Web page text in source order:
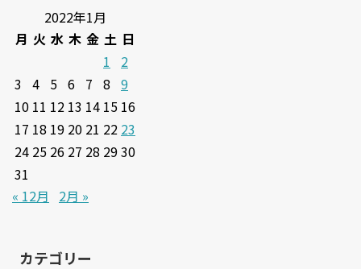
2022年1月
月 火 水 木 金 土 日
1
2
3 4 5 6 7 8 9
10 11 12 13 14 15 16
17 18 19 20 21 22 23
24 25 26 27 28 2930
31
« 12月
2月 »
カテゴリー